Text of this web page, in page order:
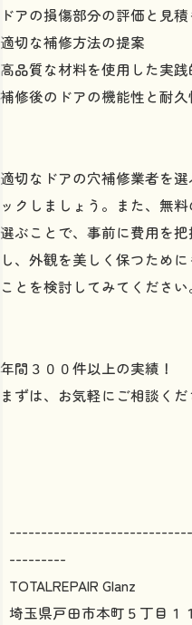
ドアの損傷部分の評価と見積
適切な補修方法の提案
高品質な材料を使用した実
補修後のドアの機能性と耐
適切なドアの穴補修業者を
ックしましょう。また、無
選ぶことで、事前に費用を
し、外観を美しく保つため
ことを検討してみてください
年間３００件以上の実績！
まずは、お気軽にご相談くだ
---------
TOTALREPAIR Glanz
埼玉県戸田市本町５丁目１